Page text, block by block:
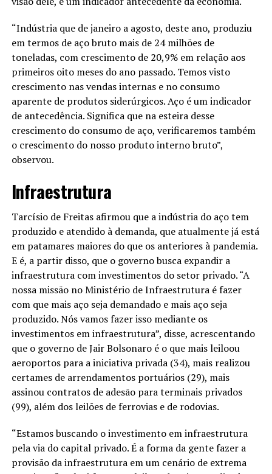
“Indústria que de janeiro a agosto, deste ano, produziu
em termos de aço bruto mais de 24 milhões de
toneladas, com crescimento de 20,9% em relação aos
primeiros oito meses do ano passado. Temos visto
crescimento nas vendas internas e no consumo
aparente de produtos siderúrgicos. Aço é um indicador
de antecedência. Significa que na esteira desse
crescimento do consumo de aço, verificaremos também
o crescimento do nosso produto interno bruto”,
observou.
Infraestrutura
Tarcísio de Freitas afirmou que a indústria do aço tem
produzido e atendido à demanda, que atualmente já está
em patamares maiores do que os anteriores à pandemia.
E é, a partir disso, que o governo busca expandir a
infraestrutura com investimentos do setor privado. “A
nossa missão no Ministério de Infraestrutura é fazer
com que mais aço seja demandado e mais aço seja
produzido. Nós vamos fazer isso mediante os
investimentos em infraestrutura”, disse, acrescentando
que o governo de Jair Bolsonaro é o que mais leiloou
aeroportos para a iniciativa privada (34), mais realizou
certames de arrendamentos portuários (29), mais
assinou contratos de adesão para terminais privados
(99), além dos leilões de ferrovias e de rodovias.
“Estamos buscando o investimento em infraestrutura
pela via do capital privado. É a forma da gente fazer a
provisão da infraestrutura em um cenário de extrema